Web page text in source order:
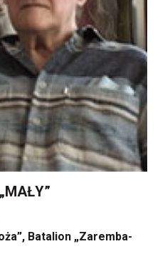
Batalion „Zaremba-